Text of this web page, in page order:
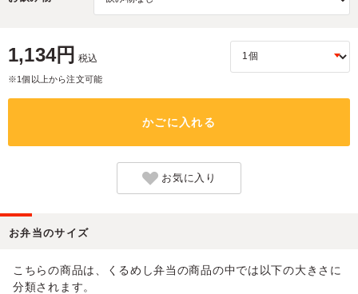
1,134円 税込
※1個以上から注文可能
かごに入れる
お気に入り
お弁当のサイズ
こちらの商品は、くるめし弁当の商品の中では以下の大きさに
分類されます。